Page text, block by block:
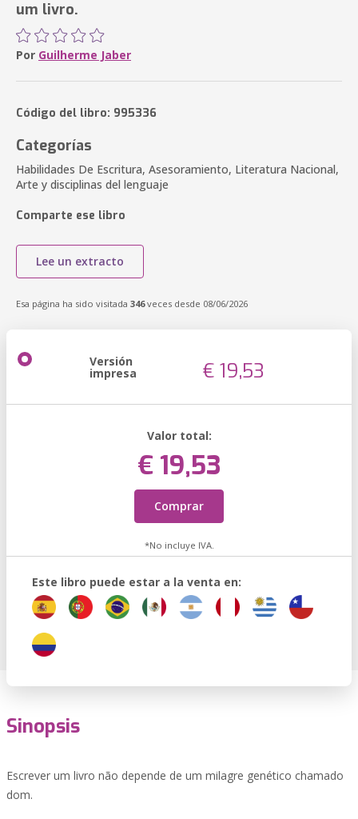
um livro.
Por Guilherme Jaber
Código del libro: 995336
Categorías
Habilidades De Escritura, Asesoramiento, Literatura Nacional,
Arte y disciplinas del lenguaje
Comparte ese libro
Lee un extracto
Esa página ha sido visitada 346veces desde 08/06/2026
Versión
impresa € 19,53
Valor total:
€ 19,53
Comprar
*No incluye IVA.
Este libro puede estar a la venta en:
Sinopsis
Escrever um livro não depende de um milagre genético chamado
dom.